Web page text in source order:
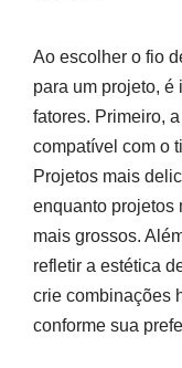
Ao escolher o fio
para um projeto,
fatores. Primeiro,
compatível com o
Projetos mais
enquanto projetos
mais grossos.
refletir a estética
crie combinações
conforme sua